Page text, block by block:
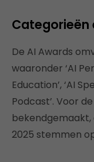
Categorieën
De AI Awards
waaronder ‘AI
Education’, ‘AI
Podcast’. Voor
bekendgemaakt,
2025 stemmen